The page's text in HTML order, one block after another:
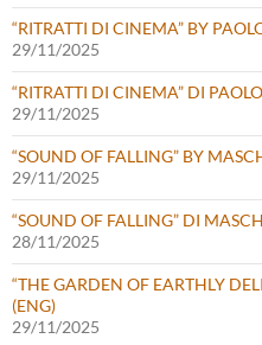
“RITRATTI DI CINEMA” BY
29/11/2025
“RITRATTI DI CINEMA” DI
29/11/2025
“SOUND OF FALLING” BY
29/11/2025
“SOUND OF FALLING” DI
28/11/2025
“THE GARDEN OF EARTHLY
(ENG)
29/11/2025